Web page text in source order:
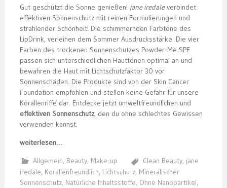
Gut geschützt die Sonne genießen! jane iredaleverbindet
effektiven Sonnenschutz mit reinen Formulierungen und
strahlender Schönheit! Die schimmernden Farbtöne des
LipDrink, verleihen dem Sommer Ausdrucksstärke. Die vier
Farben des trockenen Sonnenschutzes Powder-Me SPF
passen sich unterschiedlichen Hauttönen optimal an und
bewahren die Haut mit Lichtschutzfaktor 30 vor
Sonnenschäden. Die Produkte sind von der Skin Cancer
Foundation empfohlen und stellen keine Gefahr für unsere
Korallenriffe dar. Entdecke jetzt umweltfreundlichen und
effektiven Sonnenschutz, den du ohne schlechtes Gewissen
verwenden kannst.
weiterlesen…
Allgemein, Beauty, Make-up Clean Beauty, jane
iredale, Korallenfreundlich, Lichtschutz, Mineralischer
Sonnenschutz, Natürliche Inhaltsstoffe, Ohne Nanopartikel,